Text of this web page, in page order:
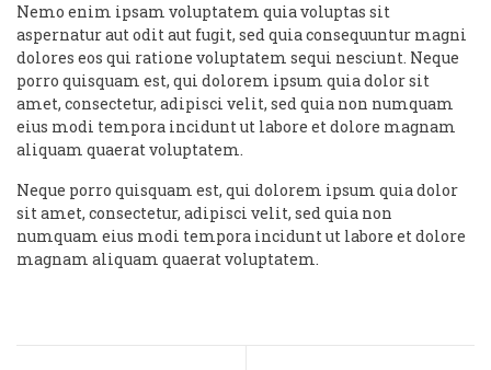
Nemo enim ipsam voluptatem quia voluptas sit
aspernatur aut odit aut fugit, sed quia consequuntur magni
dolores eos qui ratione voluptatem sequi nesciunt. Neque
porro quisquam est, qui dolorem ipsum quia dolor sit
amet, consectetur, adipisci velit, sed quia non numquam
eius modi tempora incidunt ut labore et dolore magnam
aliquam quaerat voluptatem.
Neque porro quisquam est, qui dolorem ipsum quia dolor
sit amet, consectetur, adipisci velit, sed quia non
numquam eius modi tempora incidunt ut labore et dolore
magnam aliquam quaerat voluptatem.